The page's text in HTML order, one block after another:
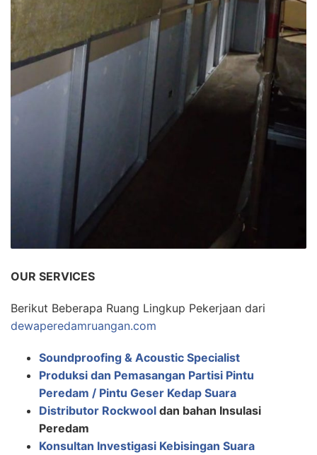
OUR SERVICES
Berikut Beberapa Ruang Lingkup Pekerjaan dari
dewaperedamruangan.com
Soundproofing & Acoustic Specialist
Produksi dan Pemasangan Partisi Pintu
Peredam / Pintu Geser Kedap Suara
Distributor Rockwool dan bahan Insulasi
Peredam
Konsultan Investigasi Kebisingan Suara